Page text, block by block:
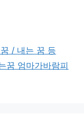
/ 내는 꿈 등
꿈 엄마가바람피